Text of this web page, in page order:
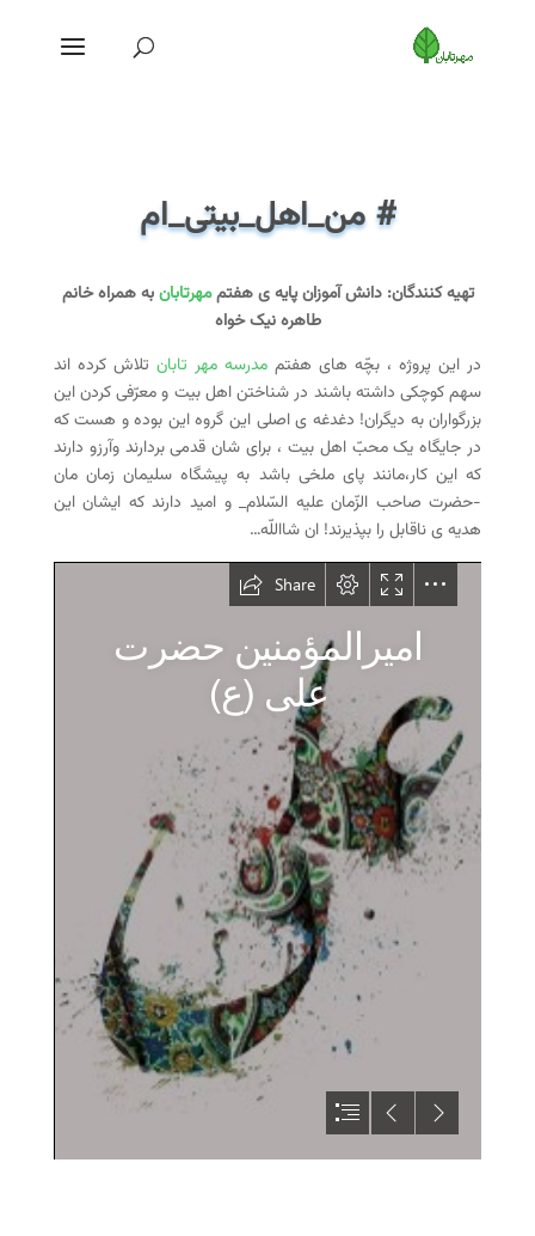
# من_اهل_بیتی_ام
تهیه کنندگان: دانش آموزان پایه ی هفتممهرتابانبه همراه خانم
طاهره نیک خواه
در این پروژه ، بچّه های هفتم مدرسه مهر تابان تلاش کرده اند
سهم کوچکی داشته باشند در شناختن اهل بیت و معرّفی کردن این
بزرگواران به دیگران! دغدغه ی اصلی این گروه این بوده و هست که
در جایگاه یک محبّ اهل بیت ، برای شان قدمی بردارند وآرزو دارند
که این کار،مانند پای ملخی باشد به پیشگاه سلیمان زمان مان
-حضرت صاحب الزّمان علیه السّلام_ و امید دارند که ایشان این
هدیه ی ناقابل را بپذیرند! ان شااللّه…